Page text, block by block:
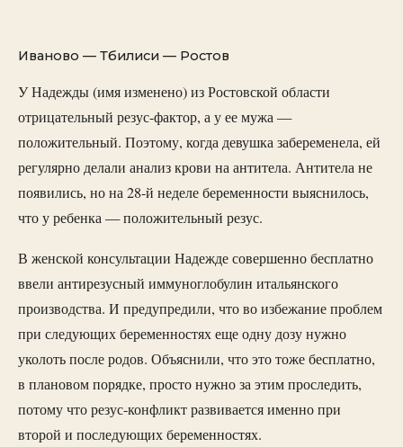
Иваново — Тбилиси — Ростов
У Надежды (имя изменено) из Ростовской области
отрицательный резус-фактор, а у ее мужа —
положительный. Поэтому, когда девушка забеременела, ей
регулярно делали анализ крови на антитела. Антитела не
появились, но на 28-й неделе беременности выяснилось,
что у ребенка — положительный резус.
В женской консультации Надежде совершенно бесплатно
ввели антирезусный иммуноглобулин итальянского
производства. И предупредили, что во избежание проблем
при следующих беременностях еще одну дозу нужно
уколоть после родов. Объяснили, что это тоже бесплатно,
в плановом порядке, просто нужно за этим проследить,
потому что резус-конфликт развивается именно при
второй и последующих беременностях.